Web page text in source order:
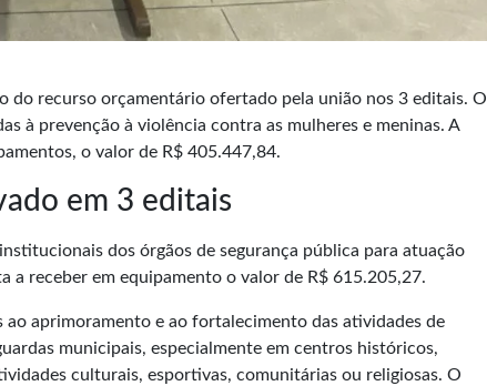
do recurso orçamentário ofertado pela união nos 3 editais. O
à prevenção à violência contra as mulheres e meninas. A
o valor de R$ 405.447,84.
em 3 editais
dos órgãos de segurança pública para atuação
a receber em equipamento o valor de R$ 615.205,27.
aprimoramento e ao fortalecimento das atividades de
municipais, especialmente em centros históricos,
culturais, esportivas, comunitárias ou religiosas. O